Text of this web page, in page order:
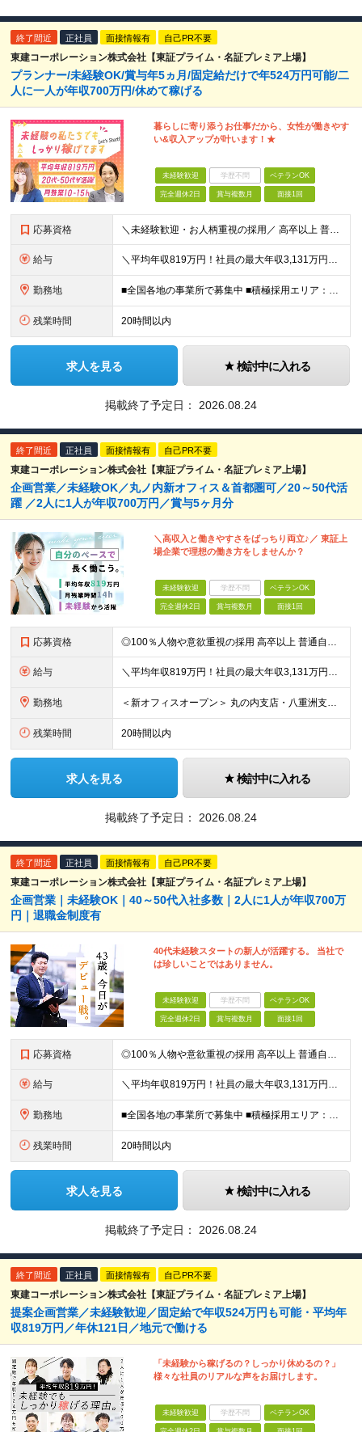
終了間近 正社員 面接情報有 自己PR不要
東建コーポレーション株式会社【東証プライム・名証プレミア上場】
プランナー/未経験OK/賞与年5ヵ月/固定給だけで年524万円可能/二
人に一人が年収700万円/休めて稼げる
暮らしに寄り添うお仕事だから、女性が働きやす
い&収入アップが叶います！★
未経験歓迎 学歴不問 ベテランOK
完全週休2日 賞与複数月 面接1回
応募資格 ＼未経験歓迎・お人柄重視の採用／ 高卒以上 普通自動車第一種運転免許取得者（AT限定可） ★職歴は全く問いません！20代～50代が幅広く活躍中 前向きにコツコツと向き合える方であれば結果がついてくる
給与 ＼平均年収819万円！社員の最大年収3,131万円／ ＼2人に1人が年収700万円以上／ ＼5人に1人が年収1,000万円以上！／ 固定給だけで、年収524万円も可能！ インセンティブだけでなく固定給
勤務地 ■全国各地の事業所で募集中 ■積極採用エリア：東京・神奈川・埼玉・千葉・愛知 ※希望の勤務地で働ける！通勤可能な事業所を選定していきます ※地元に戻って働きたいUターン希望者も歓迎します！ ※社用車を
残業時間 20時間以内
求人を見る 検討中に入れる
掲載終了予定日： 2026.08.24
終了間近 正社員 面接情報有 自己PR不要
東建コーポレーション株式会社【東証プライム・名証プレミア上場】
企画営業／未経験OK／丸ノ内新オフィス＆首都圏可／20～50代活
躍 ／2人に1人が年収700万円／賞与5ヶ月分
＼高収入と働きやすさをばっちり両立♪／ 東証上
場企業で理想の働き方をしませんか？
未経験歓迎 学歴不問 ベテランOK
完全週休2日 賞与複数月 面接1回
応募資格 ◎100％人物や意欲重視の採用 高卒以上 普通自動車第一種運転免許取得者（AT限定可） ★職歴は全く問いません！ 前向きにコツコツと向き合える方であれば結果がついてくるお仕事です。 現職・無職、正社
給与 ＼平均年収819万円！社員の最大年収3,131万円／ ＼2人に1人が年収700万円以上／ ＼5人に1人が年収1,000万円以上！／ 固定給だけで、年収524万円も可能！ インセンティブだけでなく固定給
勤務地 ＜新オフィスオープン＞ 丸の内支店・八重洲支店 東京都千代田区丸の内1丁目9-1 グラントウキョウノースタワーオフィス40階（東京ヘッドオフィス内） ★東京駅直結の新オフィスで雨にも濡れずに通勤♪
残業時間 20時間以内
求人を見る 検討中に入れる
掲載終了予定日： 2026.08.24
終了間近 正社員 面接情報有 自己PR不要
東建コーポレーション株式会社【東証プライム・名証プレミア上場】
企画営業｜未経験OK｜40～50代入社多数｜2人に1人が年収700万
円｜退職金制度有
40代未経験スタートの新人が活躍する。 当社で
は珍しいことではありません。
未経験歓迎 学歴不問 ベテランOK
完全週休2日 賞与複数月 面接1回
応募資格 ◎100％人物や意欲重視の採用 高卒以上 普通自動車第一種運転免許取得者（AT限定可） ★職歴は全く問いません！ 前向きにコツコツと向き合える方であれば結果がついてくるお仕事です。 現職・無職、正社
給与 ＼平均年収819万円！社員の最大年収3,131万円／ ＼2人に1人が年収700万円以上／ ＼5人に1人が年収1,000万円以上！／ 固定給だけで、年収524万円も可能！ インセンティブだけでなく固定給
勤務地 ■全国各地の事業所で募集中 ■積極採用エリア：東京・神奈川・埼玉・千葉・愛知 ※希望の勤務地で働ける！通勤可能な事業所を選定していきます ※地元に戻って働きたいUターン希望者も歓迎します！ ※社用車を
残業時間 20時間以内
求人を見る 検討中に入れる
掲載終了予定日： 2026.08.24
終了間近 正社員 面接情報有 自己PR不要
東建コーポレーション株式会社【東証プライム・名証プレミア上場】
提案企画営業／未経験歓迎／固定給で年収524万円も可能・平均年
収819万円／年休121日／地元で働ける
「未経験から稼げるの？しっかり休めるの？」
様々な社員のリアルな声をお届けします。
未経験歓迎 学歴不問 ベテランOK